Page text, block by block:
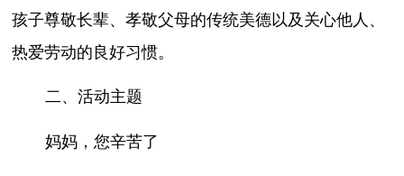
孩子尊敬长辈、孝敬父母的传统美德以及关心他人、
热爱劳动的良好习惯。
二、活动主题
妈妈，您辛苦了